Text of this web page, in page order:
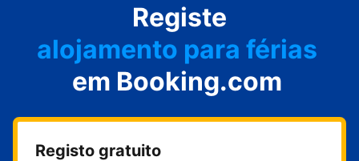
Registe
o seu hotel
alojamento para férias
a sua villa
o seu hostel
em Booking.com
Registo gratuito